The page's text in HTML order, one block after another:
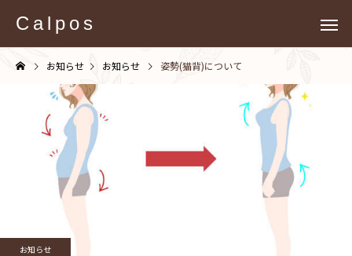
Calpos
お知らせ お知らせ 姿勢(猫背)について
お知らせ